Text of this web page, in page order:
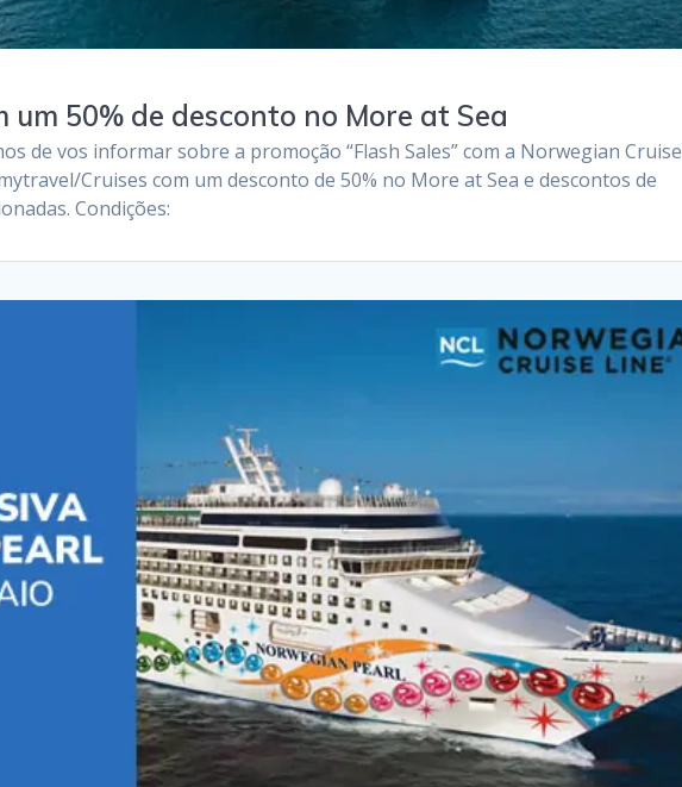
um 50% de desconto no More at Sea
de vos informar sobre a promoção “Flash Sales” com a Norwegian Cruise
Cruises com um desconto de 50% no More at Sea e descontos de
Condições: